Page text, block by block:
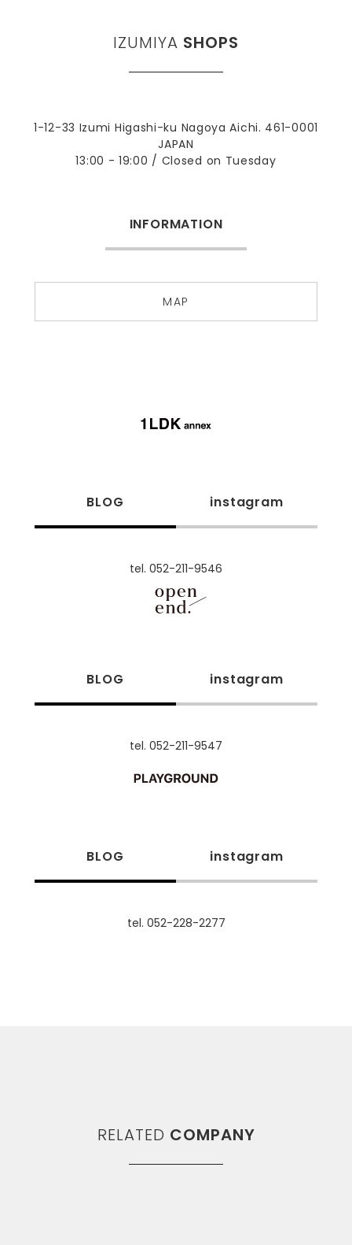
IZUMIYA SHOPS
1-12-33 Izumi Higashi-ku Nagoya Aichi. 461-0001
JAPAN
13:00 - 19:00 / Closed on Tuesday
INFORMATION
MAP
BLOG instagram
tel. 052-211-9546
BLOG instagram
tel. 052-211-9547
BLOG instagram
tel. 052-228-2277
RELATED COMPANY